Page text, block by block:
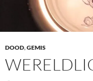
DOOD,GEMIS